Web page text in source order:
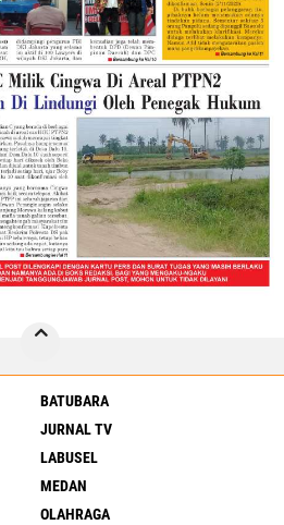
BATUBARA
JURNAL TV
LABUSEL
MEDAN
OLAHRAGA